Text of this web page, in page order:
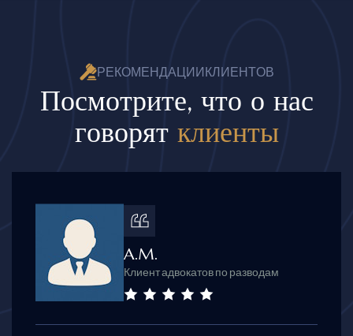
РЕКОМЕНДАЦИИКЛИЕНТОВ
Посмотрите, что о нас
говорят клиенты
A.M.
Клиент адвокатов по разводам